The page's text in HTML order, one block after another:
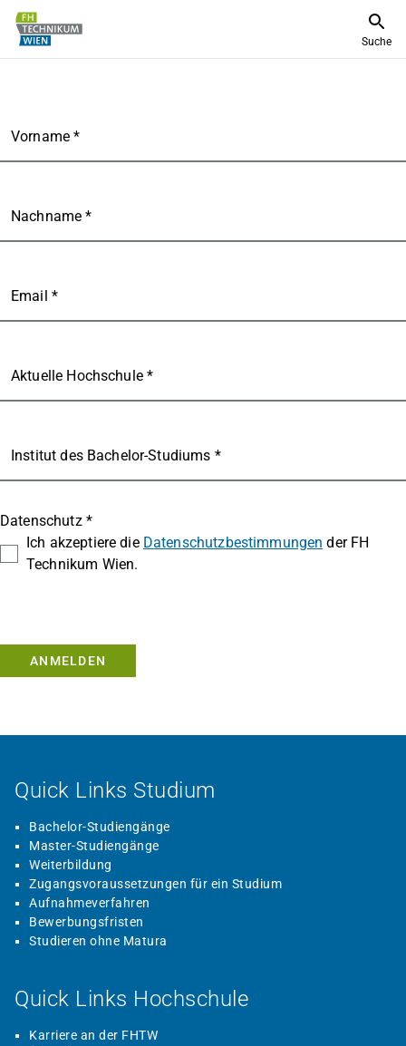
Suche
Vorname *
Nachname *
Email *
Aktuelle Hochschule *
Institut des Bachelor-Studiums *
Datenschutz *
Ich akzeptiere die Datenschutzbestimmungen der FH
Technikum Wien.
ANMELDEN
Quick Links Studium
Bachelor-Studiengänge
Master-Studiengänge
Weiterbildung
Zugangsvoraussetzungen für ein Studium
Aufnahmeverfahren
Bewerbungsfristen
Studieren ohne Matura
Quick Links Hochschule
Karriere an der FHTW